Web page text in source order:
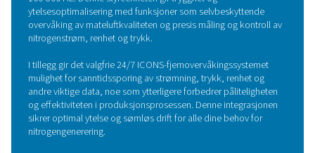
Oksygensensorer i
banebrytende zirkoniumsensorer, noe som sikrer
nøyaktighet i oksygennivåmålinger. Disse avanserte
utnytter de unike egenskapene til zirkoniumkeramikk,
raske responstider og bemerkelsesverdig pålitelighet,
krevende industrielle miljøer.